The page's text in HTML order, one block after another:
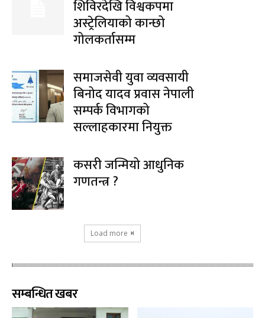
शिविरदेखि विश्वकपमा
अस्ट्रेलियाको कान्छो
गोलकर्तासम्म
समाजसेवी युवा व्यवसायी
बिनोद यादव प्रवास नेपाली
सम्पर्क विभागको
सल्लाहकारमा नियुक्त
कसरी जन्मियो आधुनिक
गणतन्त्र ?
Load more
सम्बन्धित खबर